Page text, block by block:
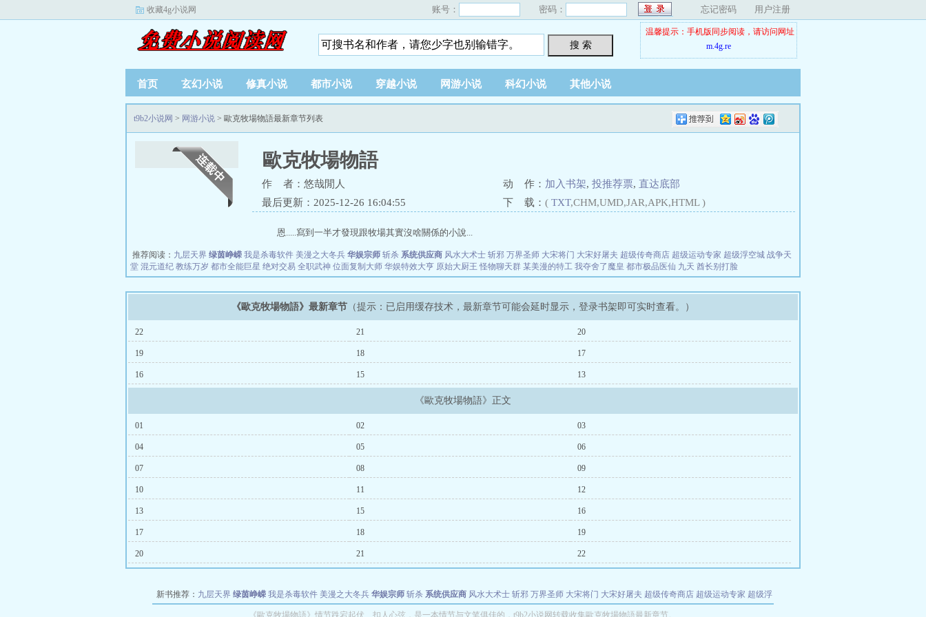
收藏4g小说网 账号： 密码： 忘记密码 用户注册
搜 索
温馨提示：手机版同步阅读，请访问网址
m.4g.re
首页 玄幻小说 修真小说 都市小说 穿越小说 网游小说 科幻小说 其他小说
t9b2小说网 > 网游小说 > 歐克牧場物語最新章节列表
歐克牧場物語
作 者：悠哉閒人 动 作： 加入书架, 投推荐票, 直达底部
最后更新：2025-12-26 16:04:55
下 载： ( TXT,CHM,UMD,JAR,APK,HTML )
恩.....寫到一半才發現跟牧場其實沒啥關係的小說...
推荐阅读： 九层天界 绿茵峥嵘 我是杀毒软件 美漫之大冬兵 华娱宗师 斩杀 系统供应商 风水大术士 斩邪 万界圣师 大宋将门 大宋好屠夫 超级传奇商店 超级运动专家 超级浮空城 战争天
堂 混元道纪 教练万岁 都市全能巨星 绝对交易 全职武神 位面复制大师 华娱特效大亨 原始大厨王 怪物聊天群 某美漫的特工 我夺舍了魔皇 都市极品医仙 九天 酋长别打脸
《歐克牧場物語》最新章节 （提示：已启用缓存技术，最新章节可能会延时显示，登录书架即可实时查看。）
22 21 20
19 18 17
16 15 13
《歐克牧場物語》正文
01 02 03
04 05 06
07 08 09
10 11 12
13 15 16
17 18 19
20 21 22
新书推荐： 九层天界 绿茵峥嵘 我是杀毒软件 美漫之大冬兵 华娱宗师 斩杀 系统供应商 风水大术士 斩邪 万界圣师 大宋将门 大宋好屠夫 超级传奇商店 超级运动专家 超级浮
教练万岁 都市全能巨星 绝对交易 全职武神 位面复制大师 华娱特效大亨 原始大厨王 怪物聊天群 某美漫的特工 我夺舍了魔皇
《歐克牧場物語》情节跌宕起伏、扣人心弦，是一本情节与文笔俱佳的，t9b2小说网转载收集歐克牧場物語最新章节。